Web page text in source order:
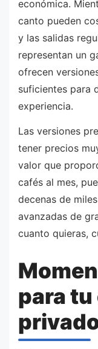
económica.
canto pueden
y las salidas
representan un
ofrecen
suficientes para
experiencia.
Las versiones
tener precios
valor que
cafés al mes,
decenas de
avanzadas de
cuanto quieras,
para